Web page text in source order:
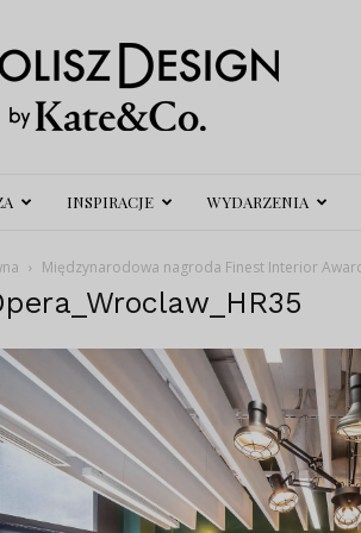
Polisz
Design
INSPIRACJE WYDARZENIA
Międzynarodowa nagroda Finest Interior